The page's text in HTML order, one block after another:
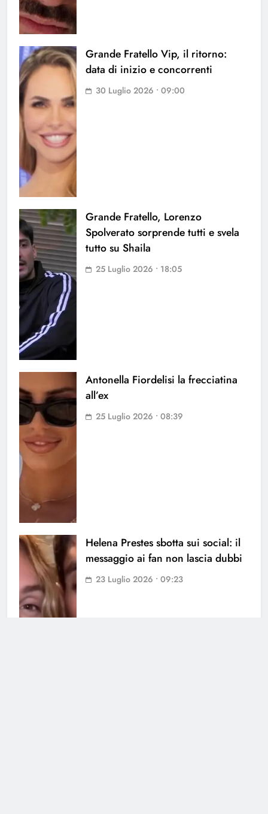
Grande Fratello Vip, il ritorno:
data di inizio e concorrenti
30 Luglio 2026 • 09:00
Grande Fratello, Lorenzo
Spolverato sorprende tutti e svela
tutto su Shaila
25 Luglio 2026 • 18:05
Antonella Fiordelisi la frecciatina
all’ex
25 Luglio 2026 • 08:39
Helena Prestes sbotta sui social: il
messaggio ai fan non lascia dubbi
23 Luglio 2026 • 09:23